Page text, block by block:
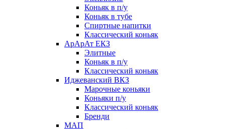
Коньяк в п/у
Коньяк в тубе
Спиртные напитки
Классический коньяк
АрАрАт ЕКЗ
Элитные
Коньяк в п/у
Классический коньяк
Иджеванский ВКЗ
Марочные коньяки
Коньяки п/у
Классический коньяк
Бренди
МАП